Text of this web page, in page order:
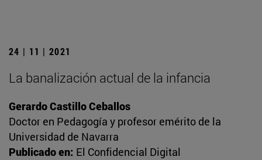
24 | 11 | 2021
La banalización actual de la infancia
Gerardo Castillo Ceballos
Doctor en Pedagogía y profesor emérito de la
Universidad de Navarra
Publicado en: El Confidencial Digital